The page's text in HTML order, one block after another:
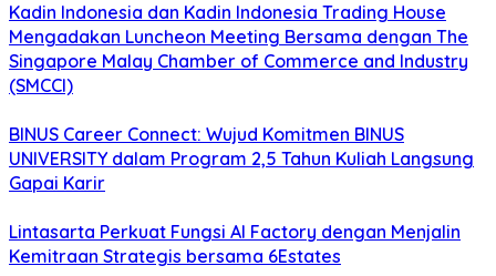
Kadin Indonesia dan Kadin Indonesia Trading House
Mengadakan Luncheon Meeting Bersama dengan The
Singapore Malay Chamber of Commerce and Industry
(SMCCI)
BINUS Career Connect: Wujud Komitmen BINUS
UNIVERSITY dalam Program 2,5 Tahun Kuliah Langsung
Gapai Karir
Lintasarta Perkuat Fungsi AI Factory dengan Menjalin
Kemitraan Strategis bersama 6Estates